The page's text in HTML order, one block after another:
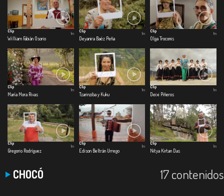
Clip
William Fabián Osorio
1m
Clip
Deyanira Baéz Peña
1m
Clip
Olga Troconis
1m
Clip
María Mora Rivas
1m
Clip
Tzarinziba y Kuku
1m
Clip
Deixi Piñeros
1m
Clip
Gregorio Rodríguez
1m
Clip
Edison Beltrán Urrego
1m
Clip
Nitya Kirtan Das
1m
CHOCÓ 17 contenidos